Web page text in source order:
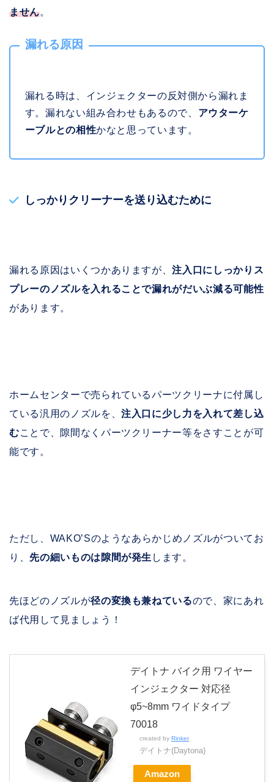
ません。
漏れる原因
漏れる時は、インジェクターの反対側から漏れま
す。漏れない組み合わせもあるので、 アウターケ
ーブルとの相性かなと思っています。
しっかりクリーナーを送り込むために
漏れる原因はいくつかありますが、注入口にしっかりス
プレーのノズルを入れることで漏れがだいぶ減る可能性
があります。
ホームセンターで売られているパーツクリーナに付属し
ている汎用のノズルを、注入口に少し力を入れて差し込
むことで、隙間なくパーツクリーナー等をさすことが可
能です。
ただし、WAKO’Sのようなあらかじめノズルがついてお
り、先の細いものは隙間が発生 します。
先ほどのノズルが径の変換も兼ねているので、家にあれ
ば代用して見ましょう！
デイトナ バイク用 ワイヤー
インジェクター 対応径
φ5~8mm ワイドタイプ
70018
created by Rinker
デイトナ(Daytona)
Amazon